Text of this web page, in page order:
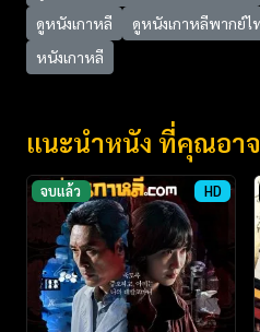
ดูหนังเกาหลี
ดูหนังเกาหลีพากย์ไ
หนังเกาหลี
แนะนำหนัง ที่คุณอา
จบแล้ว HD